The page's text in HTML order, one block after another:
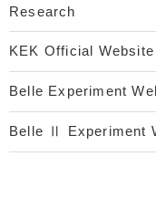
Research
KEK Official
Belle Experiment
Belle Ⅱ Experiment